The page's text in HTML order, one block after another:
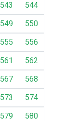
543
544
549
550
555
556
561
562
567
568
573
574
579
580